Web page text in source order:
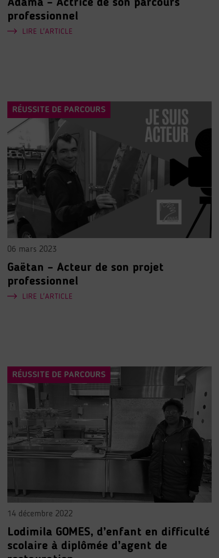
Adama – Actrice de son parcours
professionnel
LIRE L'ARTICLE
RÉUSSITE DE PARCOURS
06 mars 2023
Gaëtan – Acteur de son projet
professionnel
LIRE L'ARTICLE
RÉUSSITE DE PARCOURS
14 décembre 2022
Lodimila GOMES, d’enfant en difficulté
scolaire à diplômée d’agent de